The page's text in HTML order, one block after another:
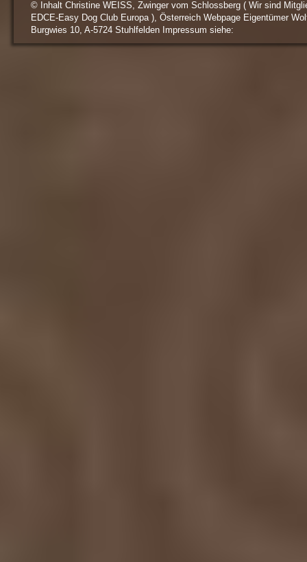
© Inhalt Christine WEISS, Zwinger vom Schlossberg ( Wir sind
EDCE-Easy Dog Club Europa ), Österreich Webpage Eigentümer
Burgwies 10, A-5724 Stuhlfelden Impressum siehe: